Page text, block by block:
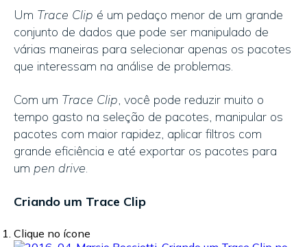
Um Trace Clip é um pedaço menor de um grande
conjunto de dados que pode ser manipulado de
várias maneiras para selecionar apenas os pacotes
que interessam na análise de problemas.
Com um Trace Clip, você pode reduzir muito o
tempo gasto na seleção de pacotes, manipular os
pacotes com maior rapidez, aplicar filtros com
grande eficiência e até exportar os pacotes para
um pen drive.
Criando um Trace Clip
Clique no ícone